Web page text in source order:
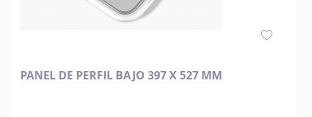
PANEL DE PERFIL BAJO 397 X 527 MM